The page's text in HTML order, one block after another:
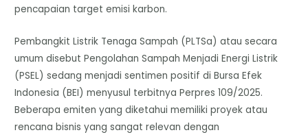
pencapaian target emisi karbon.
Pembangkit Listrik Tenaga Sampah (PLTSa) atau secara
umum disebut Pengolahan Sampah Menjadi Energi Listrik
(PSEL) sedang menjadi sentimen positif di Bursa Efek
Indonesia (BEI) menyusul terbitnya Perpres 109/2025.
​Beberapa emiten yang diketahui memiliki proyek atau
rencana bisnis yang sangat relevan dengan